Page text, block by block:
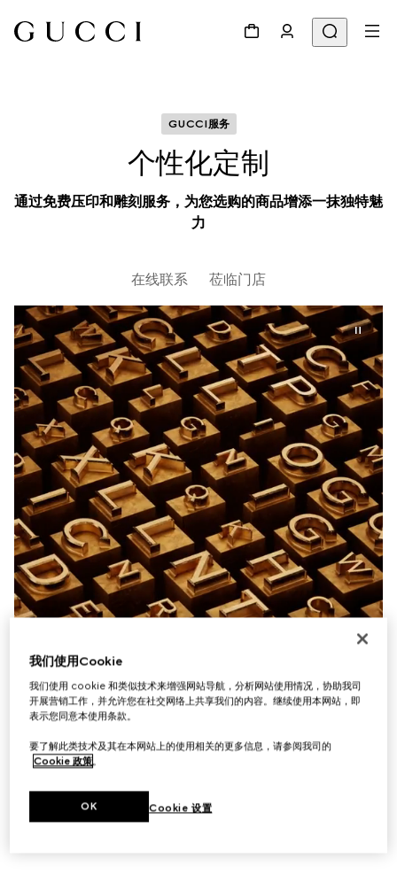
GUCCI服务
个性化定制
通过免费压印和雕刻服务，为您选购的商品增添一抹独特魅
力
在线联系 莅临门店
无论您是自用还是送人，为Gucci商品加入一处特殊细节，
我们使用Cookie
我们使用 cookie 和类似技术来增强网站导航，分析网站使用情况，协助我司
开展营销工作，并允许您在社交网络上共享我们的内容。继续使用本网站，即
表示您同意本使用条款。
要了解此类技术及其在本网站上的使用相关的更多信息，请参阅我司的
Cookie 政策。
Cookie 设置
OK